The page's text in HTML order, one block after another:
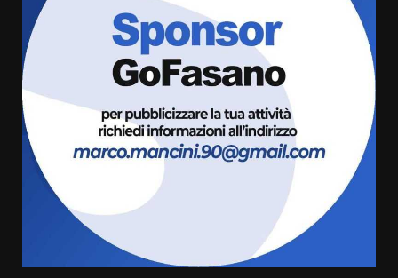
Savelletri in festa, domani sera
grande spettacolo con Uccio De
8 Agosto 2026 07:30
Politiche Giovanili e Mobilità
Sostenibile: premiati gli studenti
universitari del bando “La strada
giusta”